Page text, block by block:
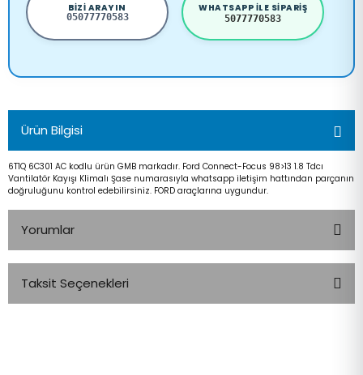
BIZI ARAYIN
05077770583
WHATSAPP ILE SIPARIŞ
5077770583
Ürün Bilgisi
6T1Q 6C301 AC kodlu ürün GMB markadır. Ford Connect-Focus 98>13 1.8 Tdcı
Vantilatör Kayışı Klimalı Şase numarasıyla whatsapp iletişim hattından parçanın
doğruluğunu kontrol edebilirsiniz. FORD araçlarına uygundur.
Yorumlar
Taksit Seçenekleri